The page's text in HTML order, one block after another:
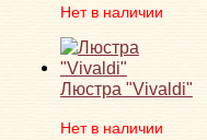
Нет в наличии
Люстра "Vivaldi"
Нет в наличии